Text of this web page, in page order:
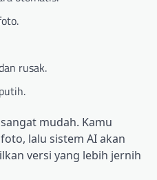
rusak.
mudah. Kamu
lalu sistem AI akan
versi yang lebih jernih